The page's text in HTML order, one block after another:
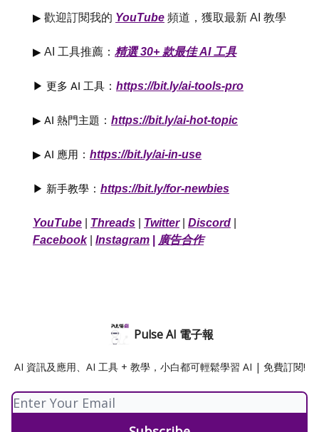
▶︎ 歡迎訂閱我的 YouTube 頻道，獲取最新 AI 教學
▶︎ AI 工具推薦： 精選 30+ 款最佳 AI 工具
▶︎ 更多 AI 工具 ： https://bit.ly/ai-tools-pro
▶︎ AI 熱門主題 ： https://bit.ly/ai-hot-topic
▶︎ AI 應用 ： https://bit.ly/ai-in-use
▶︎ 新手教學 ： https://bit.ly/for-newbies
YouTube Threads Twitter| Discord
Facebook| Instagram 廣告合作
Pulse AI 電子報
AI 資訊及應用、AI 工具 + 教學，小白都可輕鬆學習 AI | 免費訂閱!